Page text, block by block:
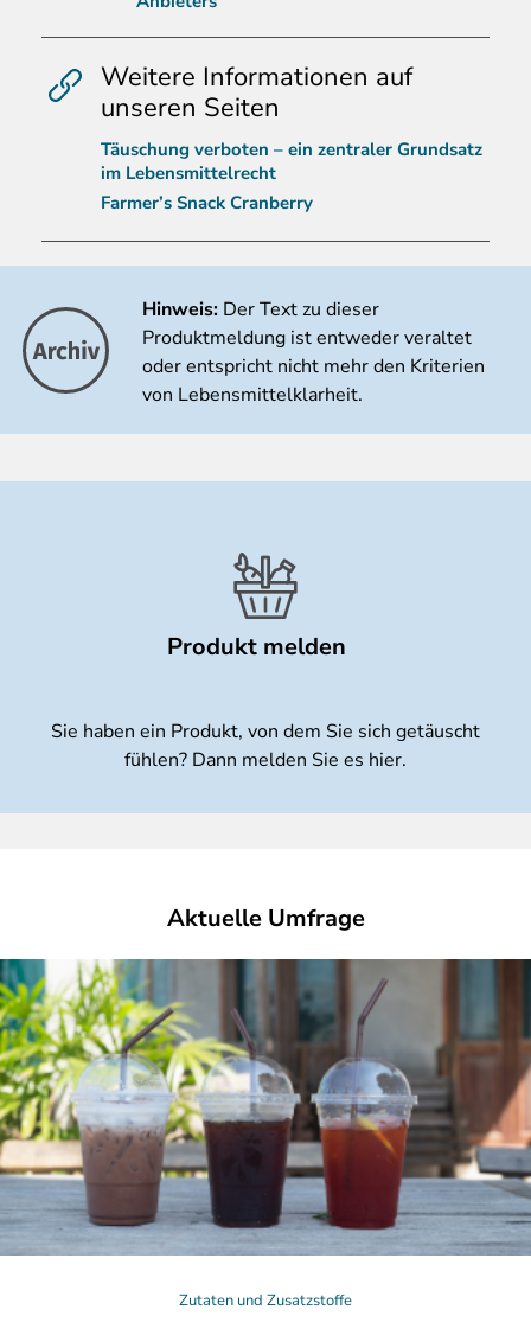
Weitere Informationen auf
unseren Seiten
Täuschung verboten – ein zentraler Grundsatz
im Lebensmittelrecht
Farmer’s Snack Cranberry
Hinweis: Der Text zu dieser
Produktmeldung ist entweder veraltet
oder entspricht nicht mehr den Kriterien
von Lebensmittelklarheit.
Produkt melden
Sie haben ein Produkt, von dem Sie sich getäuscht
fühlen? Dann melden Sie es hier.
Aktuelle Umfrage
Zutaten und Zusatzstoffe